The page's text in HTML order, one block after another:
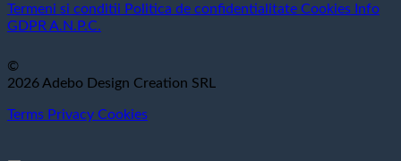
Termeni si conditii Politica de confidentialitate Cookies Info
GDPR A.N.P.C.
©
2026 Adebo Design Creation SRL
Terms Privacy Cookies